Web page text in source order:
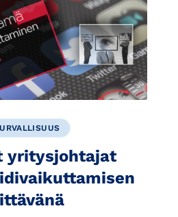
yritysjohtajat